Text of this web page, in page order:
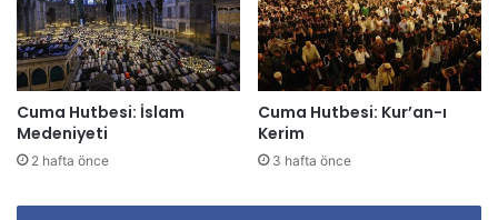
n
i
z
Cuma Hutbesi: İslam
Medeniyeti
2 hafta önce
Cuma Hutbesi: Kur’an-ı
Kerim
3 hafta önce